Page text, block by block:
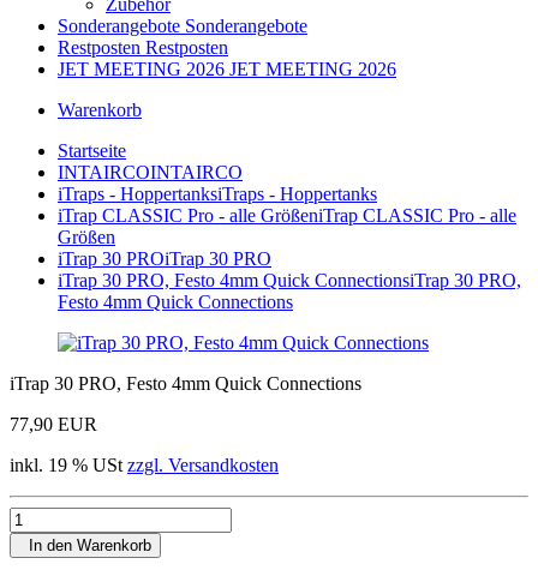
Zubehör
Sonderangebote Sonderangebote
Restposten Restposten
JET MEETING 2026 JET MEETING 2026
Warenkorb
Startseite
INTAIRCOINTAIRCO
iTraps - HoppertanksiTraps - Hoppertanks
iTrap CLASSIC Pro - alle GrößeniTrap CLASSIC Pro - alle
Größen
iTrap 30 PROiTrap 30 PRO
iTrap 30 PRO, Festo 4mm Quick ConnectionsiTrap 30 PRO,
Festo 4mm Quick Connections
iTrap 30 PRO, Festo 4mm Quick Connections
77,90 EUR
inkl. 19 % USt zzgl. Versandkosten
In den Warenkorb